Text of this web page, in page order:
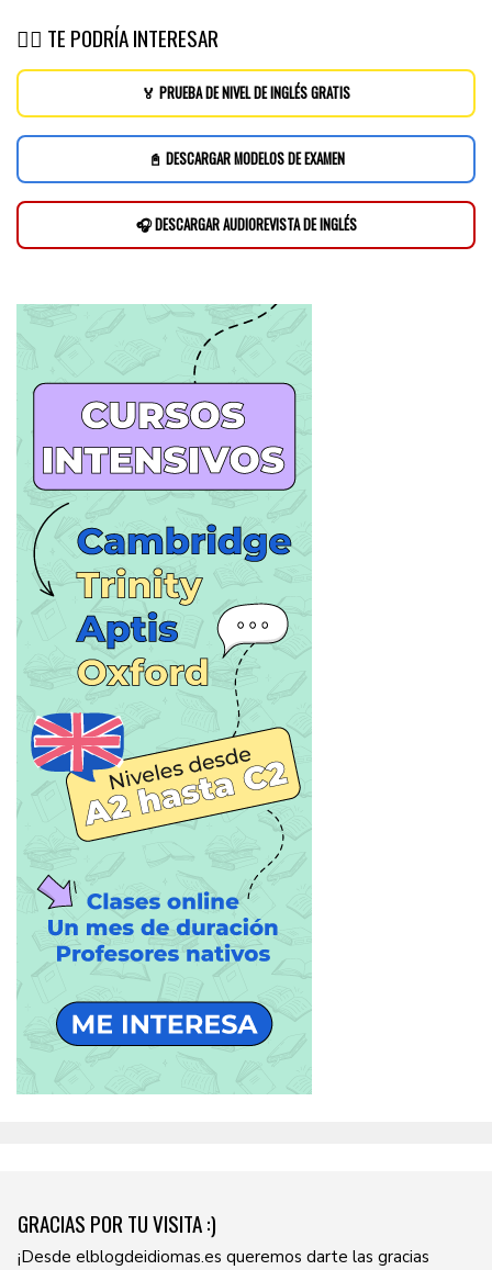
👉🏽 TE PODRÍA INTERESAR
🏅 PRUEBA DE NIVEL DE INGLÉS GRATIS
📓 DESCARGAR MODELOS DE EXAMEN
🎧 DESCARGAR AUDIOREVISTA DE INGLÉS
GRACIAS POR TU VISITA :)
¡Desde elblogdeidiomas.es queremos darte las gracias